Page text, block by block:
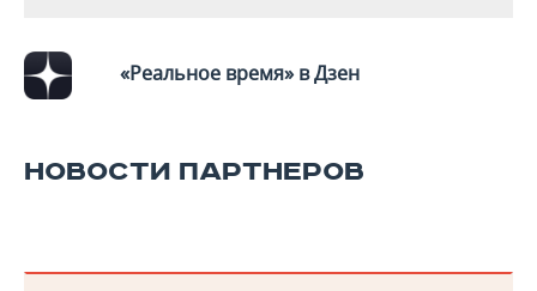
«Реальное время» в Дзен
НОВОСТИ ПАРТНЕРОВ